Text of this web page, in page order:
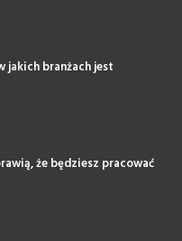
jakich branżach jest
że będziesz pracować